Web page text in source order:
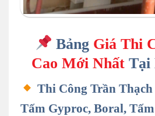
Bảng Giá Thi
Cao Mới Nhất Tại
Thi Công Trần
Tấm Gyproc, Boral,